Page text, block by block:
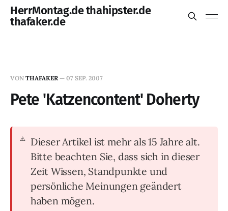
HerrMontag.de thahipster.de
thafaker.de
VON THAFAKER — 07 SEP. 2007
Pete 'Katzencontent' Doherty
Dieser Artikel ist mehr als 15 Jahre alt.
Bitte beachten Sie, dass sich in dieser
Zeit Wissen, Standpunkte und
persönliche Meinungen geändert
haben mögen.